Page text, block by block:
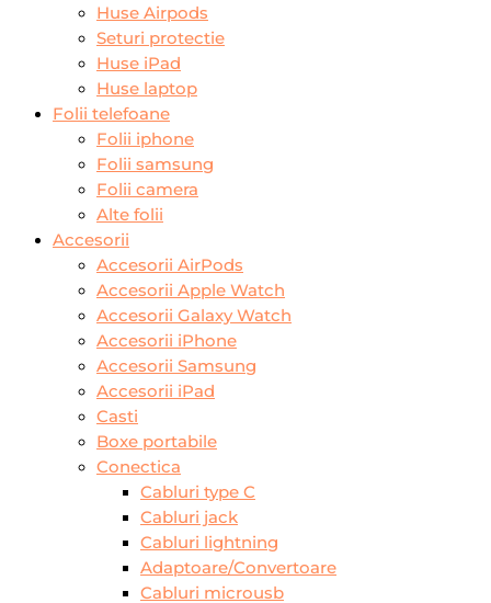
Huse Airpods
Seturi protectie
Huse iPad
Huse laptop
Folii telefoane
Folii iphone
Folii samsung
Folii camera
Alte folii
Accesorii
Accesorii AirPods
Accesorii Apple Watch
Accesorii Galaxy Watch
Accesorii iPhone
Accesorii Samsung
Accesorii iPad
Casti
Boxe portabile
Conectica
Cabluri type C
Cabluri jack
Cabluri lightning
Adaptoare/Convertoare
Cabluri microusb